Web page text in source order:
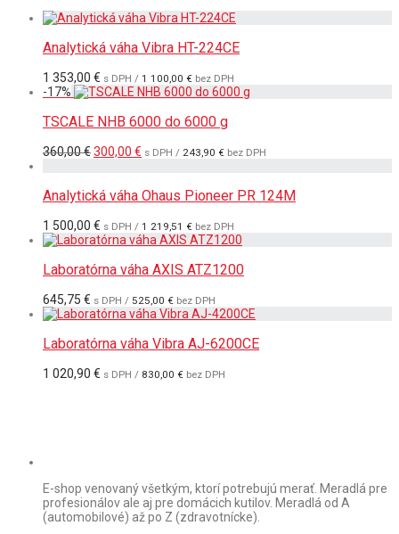
Analytická váha Vibra HT-224CE
1 353,00 € s DPH / 1 100,00 € bez DPH
-17%
TSCALE NHB 6000 do 6000 g
360,00€Pôvodná
360,00 €.
300,00 € Aktuálna
300,00 €.
s DPH / 243,90 € bez DPH
Analytická váha Ohaus Pioneer PR 124M
1 500,00 € s DPH / 1 219,51 € bez DPH
Laboratórna váha AXIS ATZ1200
645,75 € s DPH / 525,00 € bez DPH
Laboratórna váha Vibra AJ-6200CE
1 020,90 € s DPH / 830,00 € bez DPH
E-shop venovaný všetkým, ktorí potrebujú merať. Meradlá pre
profesionálov ale aj pre domácich kutilov. Meradlá od A
(automobilové) až po Z (zdravotnícke).